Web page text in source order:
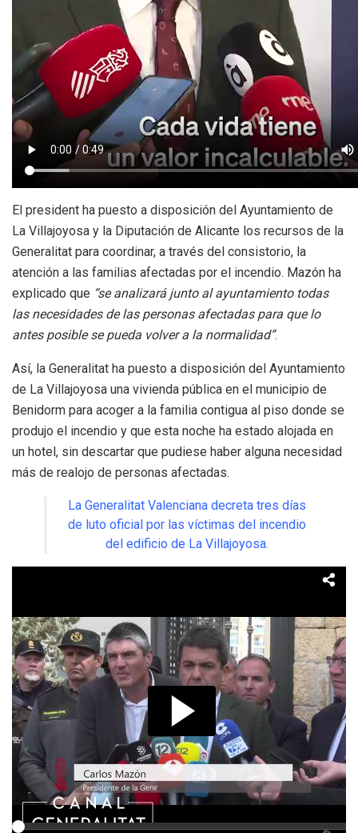
El president ha puesto a disposición del Ayuntamiento de
La Villajoyosa y la Diputación de Alicante los recursos de la
Generalitat para coordinar, a través del consistorio, la
atención a las familias afectadas por el incendio. Mazón ha
explicado que “se analizará junto al ayuntamiento todas
las necesidades de las personas afectadas para que lo
antes posible se pueda volver a la normalidad”.
Así, la Generalitat ha puesto a disposición del Ayuntamiento
de La Villajoyosa una vivienda pública en el municipio de
Benidorm para acoger a la familia contigua al piso donde se
produjo el incendio y que esta noche ha estado alojada en
un hotel, sin descartar que pudiese haber alguna necesidad
más de realojo de personas afectadas.
La Generalitat Valenciana decreta tres días
de luto oficial por las víctimas del incendio
del edificio de La Villajoyosa.